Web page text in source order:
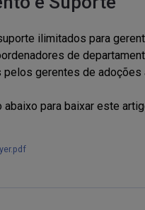
ilimitados para
de
pelos gerentes de adoções
abaixo para baixar este